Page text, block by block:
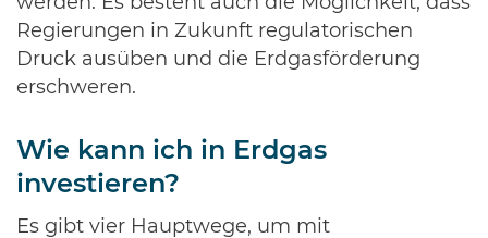
Regierungen in Zukunft regulatorischen
Druck ausüben und die Erdgasförderung
erschweren.
Wie kann ich in Erdgas
investieren?
Es gibt vier Hauptwege, um mit